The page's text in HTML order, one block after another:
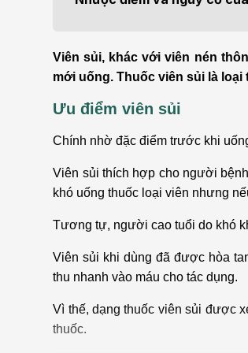
Tiêu hóa - Gan
Nội Tiết
Cấp cứu - Hồi
cực
Viên sủi, khác với viên nén
mới uống. Thuốc viên sủi là
Ưu điểm viên sủi
Chính nhờ đặc điểm trước khi
Viên sủi thích hợp cho người
khó uống thuốc loại viên nhưng
Tương tự, người cao tuổi do khó
Viên sủi khi dùng đã được hòa
thu nhanh vào máu cho tác dụng.
Vì thế, dạng thuốc viên sủi được
thuốc.